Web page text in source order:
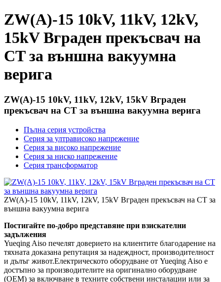
ZW(A)-15 10kV, 11kV, 12kV,
15kV Вграден прекъсвач на
CT за външна вакуумна
верига
ZW(A)-15 10kV, 11kV, 12kV, 15kV Вграден
прекъсвач на CT за външна вакуумна верига
Пълна серия устройства
Серия за ултрависоко напрежение
Серия за високо напрежение
Серия за ниско напрежение
Серия трансформатор
ZW(A)-15 10kV, 11kV, 12kV, 15kV Вграден прекъсвач на CT за
външна вакуумна верига
Постигайте по-добро представяне при взискателни
задължения
Yueqing Aiso печелят доверието на клиентите благодарение на
тяхната доказана репутация за надеждност, производителност
и дълъг живот.Електрическото оборудване от Yueqing Aiso е
достъпно за производителите на оригинално оборудване
(OEM) за включване в техните собствени инсталации или за